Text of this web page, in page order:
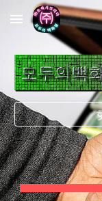
Skip to main